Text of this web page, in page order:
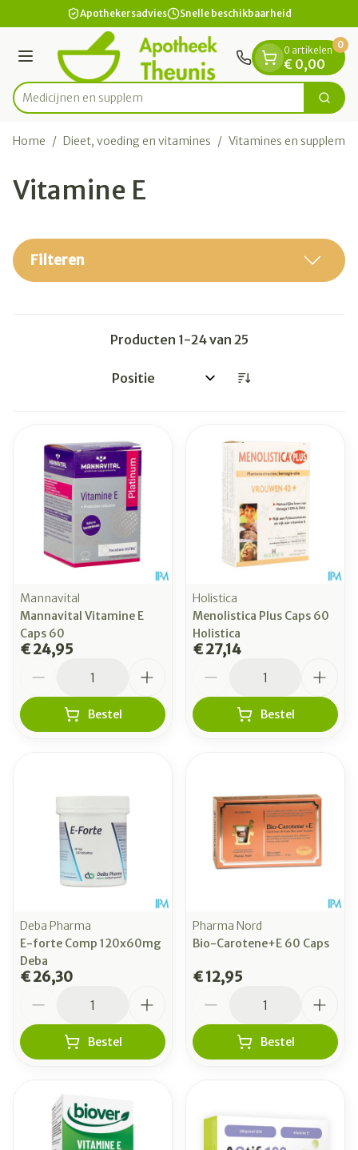
Ga naar de inhoudApothekersadvies Snelle beschikbaarheid
Menu
Product, merk, categorie...
M Zoek
0 artikelen
€ 0,00
0
Home / Dieet, voeding en vitamines / Vitamines en
Vitamine E
Filteren
Producten 1-24van 25
Sorteer op:
Mannavital
Mannavital Vitamine E
Caps 60
€ 24,95
Bestel
Holistica
Menolistica Plus Caps 60
Holistica
€ 27,14
Bestel
Deba Pharma
E-forte Comp 120x60mg
Deba
€ 26,30
Bestel
Pharma Nord
Bio-Carotene+E 60 Caps
€ 12,95
Bestel